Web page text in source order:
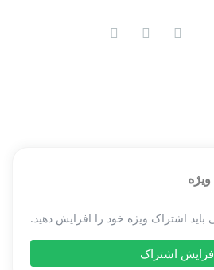
اشتراک ویژه خود را افزایش دهید.
اشتراک